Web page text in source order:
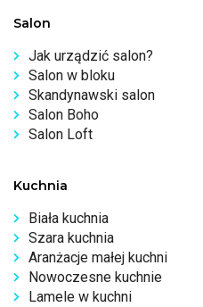
Salon
Jak urządzić salon?
Salon w bloku
Skandynawski salon
Salon Boho
Salon Loft
Kuchnia
Biała kuchnia
Szara kuchnia
Aranżacje małej kuchni
Nowoczesne kuchnie
Lamele w kuchni